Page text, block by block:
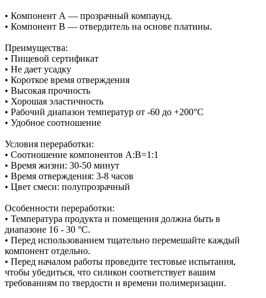
• Компонент А — прозрачный компаунд.
• Компонент В — отвердитель на основе платины.
Преимущества:
• Пищевой сертификат
• Не дает усадку
• Короткое время отверждения
• Высокая прочность
• Хорошая эластичность
• Рабочий диапазон температур от -60 до +200°С
• Удобное соотношение
Условия переработки:
• Соотношение компонентов А:В=1:1
• Время жизни: 30-50 минут
• Время отверждения: 3-8 часов
• Цвет смеси: полупрозрачный
Особенности переработки:
• Температура продукта и помещения должна быть в
диапазоне 16 - 30 °C.
• Перед использованием тщательно перемешайте каждый
компонент отдельно.
• Перед началом работы проведите тестовые испытания,
чтобы убедиться, что силикон соответствует вашим
требованиям по твердости и времени полимеризации.